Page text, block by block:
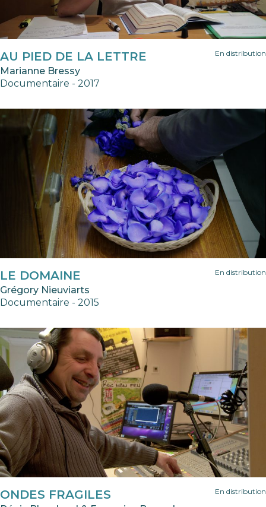
En distribution
AU PIED DE LA LETTRE
Marianne Bressy
Documentaire - 2017
En distribution
LE DOMAINE
Grégory Nieuviarts
Documentaire - 2015
En distribution
ONDES FRAGILES